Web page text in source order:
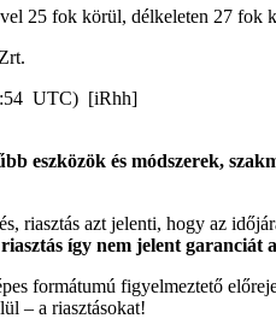
25 fok körül, délkeleten 27 fok
UTC) [iRhh]
eszközök és módszerek,
riasztás azt jelenti, hogy az
így nem jelent
formátumú figyelmeztető
– a riasztásokat!